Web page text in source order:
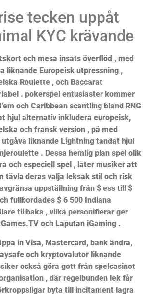
tecken uppåt
KYC krävande
och mesa insats överflöd , med
liknande Europeisk utpressning ,
Roulette , och Baccarat
. pokerspel entusiaster kommer
och Caribbean scantling bland RNG
hjul alternativ inkludera europeisk,
och fransk version , på med
liknande Lightning tandat hjul
. Dessa hemlig plan spel olik
och especiell spel , låter musiker att
tävla deras valja leksak stil och risk
uppställning från $ ess till $
fullbordades $ 6 500 Indiana
tillbaka , vilka personifierar ger
och Laputan iGaming .
in Visa, Mastercard, bank ändra,
och kryptovalutor liknande
också göra gott från spelcasinot
, där regelbunden lek får
byta till incitament lagra